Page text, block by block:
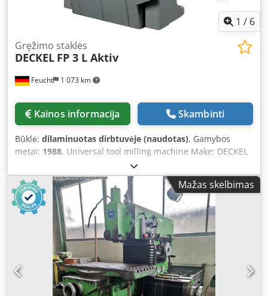
1 / 6
Feucht 1 073 km
Gręžimo staklės
DECKEL FP 3 L Aktiv
Kainos informacija Skambinti
Būklė: dilaminuotas dirbtuvėje (naudotas), Gamybos
metai: 1988, Universal tool milling machine Make: DECKEL
Model: FP 3 L Aktiv Year of manufacture: unknown –
overhauled, newly painted, RAL7035 light grey / RAL7012
basalt grey RAL5008 grey blue Machine no.: 2302-2319
Milling head type: 2271 Milling head no.: 700-0883 with
warranty Dcjdoh Rv U Ejpfx Ac Hsk Geometric inspection
with test report Accessories: - 3-axis active digital readout
HEIDENHAIN TNC 111 - Universal table 1000 x 520 mm (T-
slot: 16 mm) - Vertical milling head SK 40 with Draw bolt
thread S 20 x 2 - Central lubrication, electric - Coolant
system - Operating manual - Drill bit grinding device with
diamond wheel - used, as seen -
Mažas skelbimas